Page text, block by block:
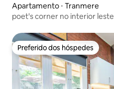
Apartamento ⋅ Tranmere
poet's corner no interior leste
Preferido dos hóspedes
Preferido dos hóspedes